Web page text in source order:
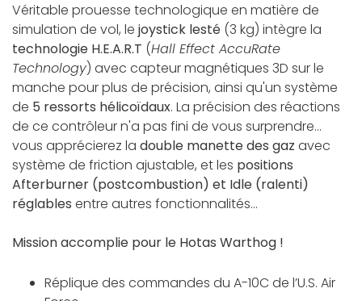
Véritable prouesse technologique en matière de
simulation de vol, le joystick lesté (3 kg) intègre la
technologie H.E.A.R.T (Hall Effect AccuRate
Technology) avec capteur magnétiques 3D sur le
manche pour plus de précision, ainsi qu'un système
de 5 ressorts hélicoïdaux. La précision des réactions
de ce contrôleur n'a pas fini de vous surprendre...
vous apprécierez la double manette des gaz avec
système de friction ajustable, et les positions
Afterburner (postcombustion) et Idle (ralenti)
réglables entre autres fonctionnalités...
Mission accomplie pour le Hotas Warthog !
Réplique des commandes du A-10C de l’U.S. Air